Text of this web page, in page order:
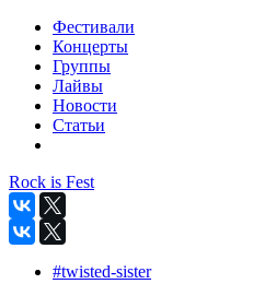
Фестивали
Концерты
Группы
Лайвы
Новости
Статьи
Rock is Fest
#twisted-sister